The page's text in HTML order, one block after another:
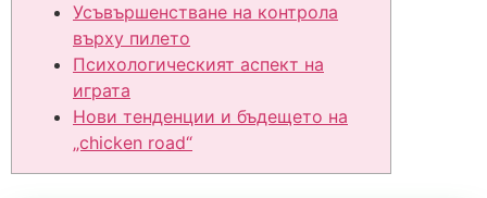
Усъвършенстване на контрола
върху пилето
Психологическият аспект на
играта
Нови тенденции и бъдещето на
„chicken road“